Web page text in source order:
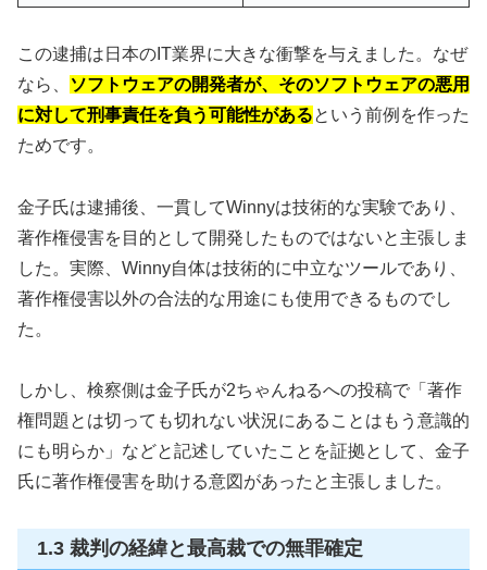
この逮捕は日本のIT業界に大きな衝撃を与えました。なぜ
なら、
ソフトウェアの開発者が、そのソフトウェアの悪用
に対して刑事責任を負う可能性があるという前例を作った
ためです。
金子氏は逮捕後、一貫してWinnyは技術的な実験であり、
著作権侵害を目的として開発したものではないと主張しま
した。実際、Winny自体は技術的に中立なツールであり、
著作権侵害以外の合法的な用途にも使用できるものでし
た。
しかし、検察側は金子氏が2ちゃんねるへの投稿で「著作
権問題とは切っても切れない状況にあることはもう意識的
にも明らか」などと記述していたことを証拠として、金子
氏に著作権侵害を助ける意図があったと主張しました。
1.3 裁判の経緯と最高裁での無罪確定